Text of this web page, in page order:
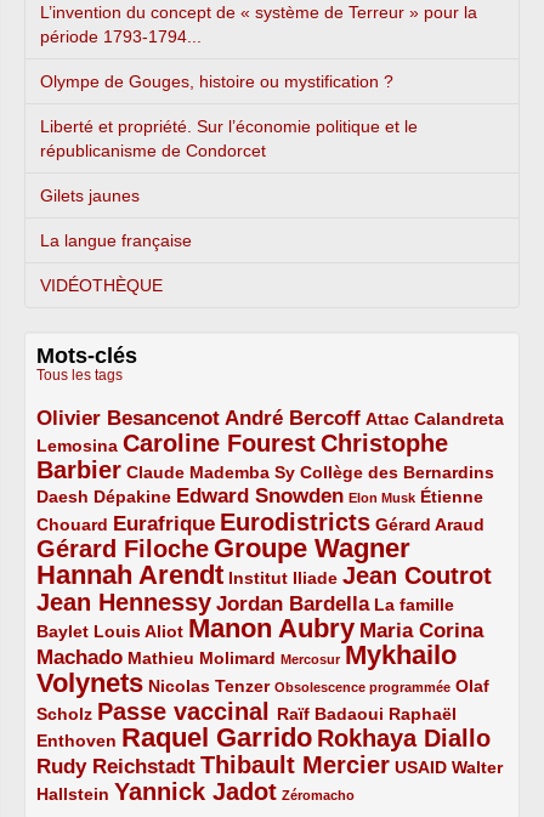
L’invention du concept de « système de Terreur » pour la
période 1793-1794...
Olympe de Gouges, histoire ou mystification ?
Liberté et propriété. Sur l’économie politique et le
républicanisme de Condorcet
Gilets jaunes
La langue française
VIDÉOTHÈQUE
Mots-clés
Tous les tags
Olivier Besancenot
3/5 André Bercoff
3/5 Attac
2/5
Calandreta
Lemosina
2/5 Caroline Fourest
4/5
Christophe
Barbier
4/5 Claude Mademba Sy
2/5 Collège des Bernardins
2/5
Daesh
2/5 Dépakine
2/5 Edward Snowden
3/5 Elon Musk
1/5
Étienne
Chouard
2/5 Eurafrique
3/5 Eurodistricts
4/5 Gérard Araud
2/5
Gérard Filoche
4/5 Groupe Wagner
5/5
Hannah Arendt
5/5 Institut Iliade
2/5 Jean Coutrot
4/5
Jean Hennessy
4/5 Jordan Bardella
3/5
La famille
Baylet
2/5 Louis Aliot
2/5 Manon Aubry
5/5
Maria Corina
Machado
3/5 Mathieu Molimard
2/5 Mercosur
1/5
Mykhailo
Volynets
5/5 Nicolas Tenzer
2/5 Obsolescence programmée
1/5
Olaf
Scholz
2/5 Passe vaccinal
4/5 Raïf Badaoui
2/5
Raphaël
Enthoven
2/5 Raquel Garrido
5/5 Rokhaya Diallo
4/5
Rudy Reichstadt
3/5 Thibault Mercier
4/5 USAID
2/5
Walter
Hallstein
2/5 Yannick Jadot
4/5 Zéromacho
1/5